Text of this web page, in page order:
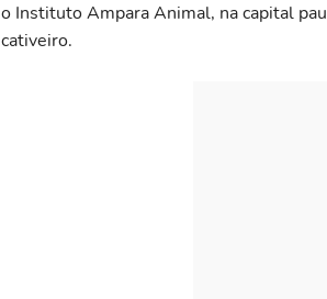
o Instituto Ampara Animal, na capital
cativeiro.